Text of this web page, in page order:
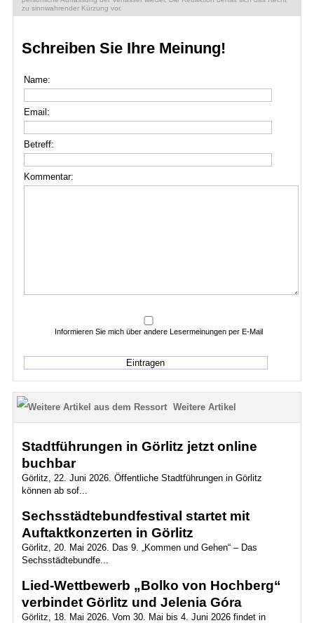
zu sinnwahrender Kürzung vor.
Schreiben Sie Ihre Meinung!
Name:
Email:
Betreff:
Kommentar:
Informieren Sie mich über andere Lesermeinungen per E-Mail
Weitere Artikel
Stadtführungen in Görlitz jetzt online
buchbar
Görlitz, 22. Juni 2026. Öffentliche Stadtführungen in Görlitz
können ab sof...
Sechsstädtebundfestival startet mit
Auftaktkonzerten in Görlitz
Görlitz, 20. Mai 2026. Das 9. „Kommen und Gehen“ – Das
Sechsstädtebundfe...
Lied-Wettbewerb „Bolko von Hochberg“
verbindet Görlitz und Jelenia Góra
Görlitz, 18. Mai 2026. Vom 30. Mai bis 4. Juni 2026 findet in